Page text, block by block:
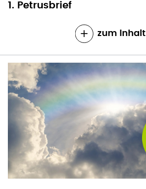
1. Petrusbrief
zum Inhalt